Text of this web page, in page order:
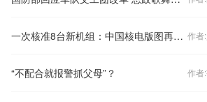
一次核准8台新机组：中国核电版图再扩张 作者
“不配合就报警抓父母”？ 作者